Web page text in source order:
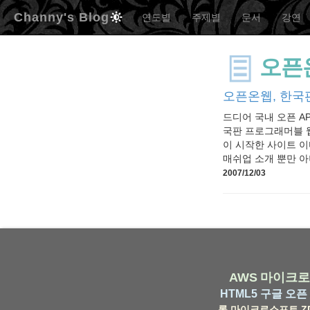
Channy's Blog 연도별 주제별 문서 강연
오픈
오픈온웹, 한국
드디어 국내 오픈
국판 프로그래머블
이 시작한 사이트
매쉬업 소개 뿐만
2007/12/03
AWS 마이크
HTML5 구글 오픈